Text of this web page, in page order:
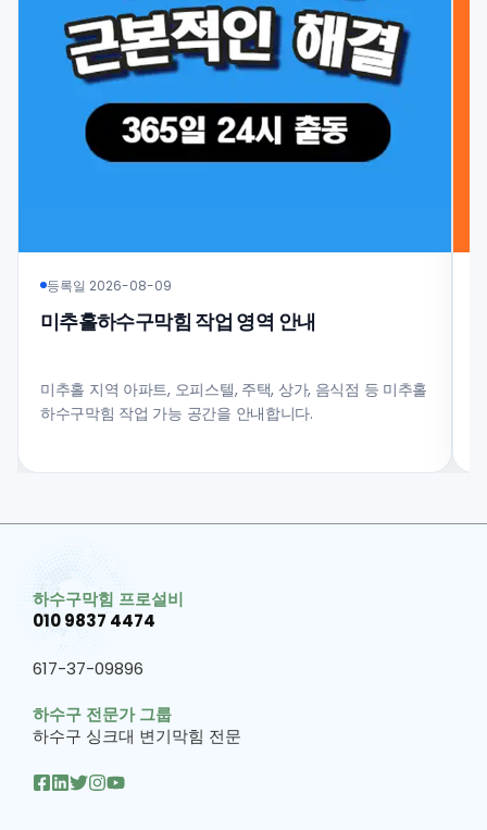
미추홀하수구막힘 작업 영역 안내
등록일 2026-08-09
미추홀 지역 아파트, 오피스텔, 주택, 상가, 음식점 등 미추홀
하수구막힘 작업 가능 공간을 안내합니다.
하수구막힘 프로설비
010 9837 4474
617-37-09896
하수구 전문가 그룹
하수구 싱크대 변기막힘 전문